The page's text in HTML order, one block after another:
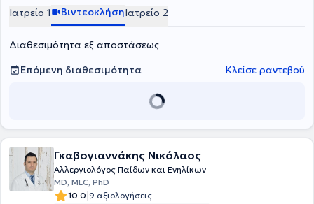
"Παναγιώτη & Αγλαΐας Κυριακού"
δοκιμασίες για την ορθή διάγνωση και αντιμετώπιση του άσθματος
Πανεπιστημίου Αθηνών. Διατηρεί ιδιωτικό ιατρείο στο Κολωνάκι
αλλεργιολογικού τμήματος στο Νοσοκομείο Metropolitan General.
εξωτερικό. Τέλος, η γιατρός είναι μέλος της Ευρωπαϊκής Εταιρείας
Αλλεργιολογίας και Κλινικής Ανοσολογίας (EAACI), έχοντας
Ιατρείο 1 ΒιντεοκλήσηΙατρείο 2
Διαθεσιμότητα εξ αποστάσεως
Επόμενη διαθεσιμότητα
Κλείσε ραντεβού
Γκαβογιαννάκης Νικόλαος
Αλλεργιολόγος Παίδων και Ενηλίκων
MD, MLC, PhD
10.0|9 αξιολογήσεις